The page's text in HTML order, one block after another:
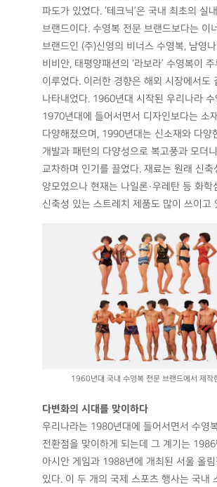
파도가 있었다. ‘테크닉’은 국내 최초의 실
브랜드이다. 수영복 전문 브랜드보다는 이
브랜드인 (주)신영의 비너스 수영복, 남영나
비비안, 태평양패션의 ‘라보라’ 수영복이
이루었다. 이러한 경향은 해외 시장에서도
나타내었다. 1960년대 시작된 우리나라 수
1970년대에 들어서면서 디자인보다는 소
다양해졌으며, 1990년대는 신소재와 다양
개발과 패턴의 다양성으로 복고풍과 모더니
교차하며 인기를 끌었다. 재료는 원래 신축
양모였으나 현재는 나일론·우레탄 등 화학
신축성 있는 스트레치 제품도 많이 쓰이고
1960년대 국내 수영복 전문 브랜드에서 제작
다변화의 시대를 맞이하다
우리나라는 1980년대에 들어서면서 수영
전환점을 맞이하게 되는데 그 계기는 1986
아시안 게임과 1988년에 개최된 서울 올
있다. 이 두 개의 국제 스포츠 행사는 국내